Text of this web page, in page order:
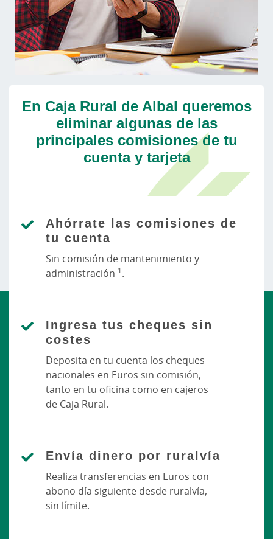
En Caja Rural de Albal queremos
eliminar algunas de las
principales comisiones de tu
cuenta y tarjeta
Ahórrate las comisiones de
tu cuenta
Sin comisión de mantenimiento y
administración 1.
Ingresa tus cheques sin
costes
Deposita en tu cuenta los cheques
nacionales en Euros sin comisión,
tanto en tu oficina como en cajeros
de Caja Rural.
Envía dinero por ruralvía
Realiza transferencias en Euros con
abono día siguiente desde ruralvía,
sin límite.